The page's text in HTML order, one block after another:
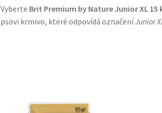
Vyberte Brit Premium by Nature Junior XL 15
psovi krmivo, které odpovídá označeníJunior